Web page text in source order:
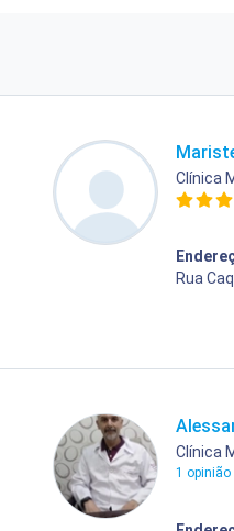
Clínica
Rua
Clínica
1 opinião